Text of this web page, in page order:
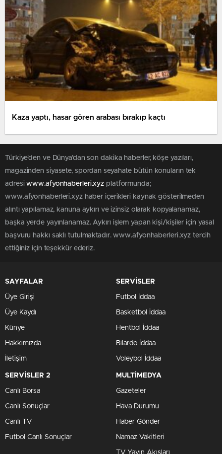
Kaza yaptı, hasar gören arabası bırakıp kaçtı
Türkiye'den ve Dünya’dan son dakika haberler, köşe yazıları,
magazinden siyasete, spordan seyahate bütün konuların tek
adresiwww.afyonhaberleri.xyz platformunda;
www.afyonhaberleri.xyz haber içerikleri kaynak gösterilmeden
alıntı yapılamaz, kanuna aykırı ve izinsiz olarak kopyalanamaz,
başka yerde yayınlanamaz. Aykırı işlem yapan kişi/kişiler için yasal
başvuru hakkı saklı tutulmaktadır. www.afyonhaberleri.xyz tercih
ettiğiniz için teşekkür ederiz.
SAYFALAR
Üye Girişi
Üye Kaydı
Künye
Hakkımızda
İletişim
SERVİSLER
Futbol İddaa
Basketbol İddaa
Hentbol İddaa
Bilardo İddaa
Voleybol İddaa
SERVİSLER 2
Canlı Borsa
Canlı Sonuçlar
Canlı TV
Futbol Canlı Sonuçlar
MULTİMEDYA
Gazeteler
Hava Durumu
Haber Gönder
Namaz Vakitleri
TV Yayın Akışları